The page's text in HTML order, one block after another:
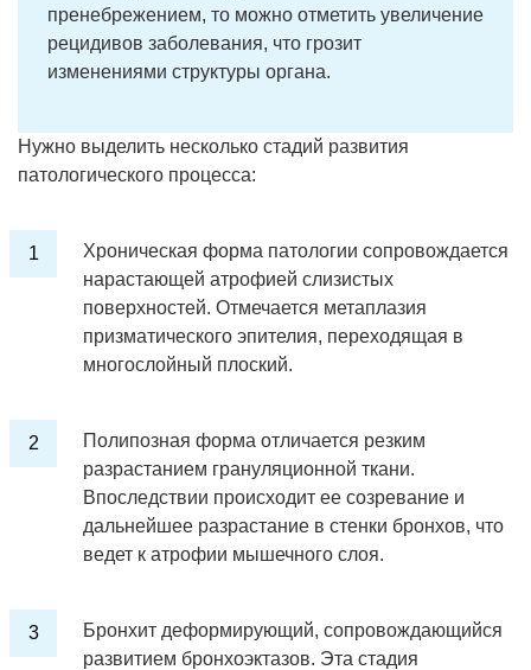
пренебрежением, то можно отметить увеличение
рецидивов заболевания, что грозит
изменениями структуры органа.
Нужно выделить несколько стадий развития
патологического процесса:
Хроническая форма патологии сопровождается
нарастающей атрофией слизистых
поверхностей. Отмечается метаплазия
призматического эпителия, переходящая в
многослойный плоский.
Полипозная форма отличается резким
разрастанием грануляционной ткани.
Впоследствии происходит ее созревание и
дальнейшее разрастание в стенки бронхов, что
ведет к атрофии мышечного слоя.
Бронхит деформирующий, сопровождающийся
развитием бронхоэктазов. Эта стадия